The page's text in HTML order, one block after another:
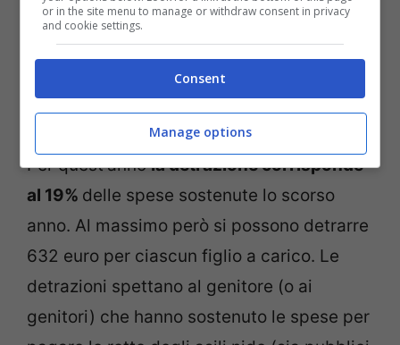
rette degli asili nido? – cityrumors.it
Per quest’annola detrazione corrisponde
al 19% delle spese sostenute lo scorso
anno. Al massimo però si possono detrarre
632 euro per ciascun figlio a carico. Le
detrazioni spettano al genitore (o ai
genitori) che hanno sostenuto le spese per
or in the site menu to manage or withdraw consent in privacy
and cookie settings.
Consent
Manage options